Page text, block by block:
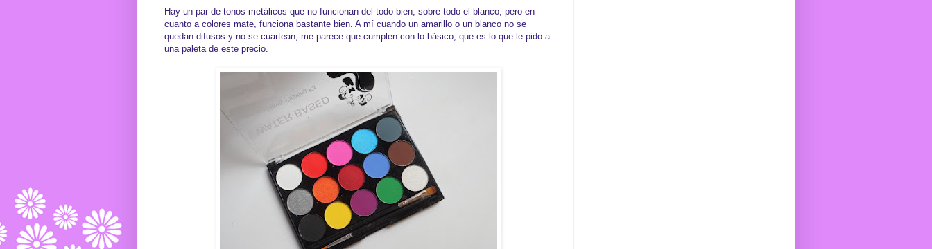
Hay un par de tonos metálicos que no funcionan del todo bien, sobre todo el blanco, pero en
cuanto a colores mate, funciona bastante bien. A mí cuando un amarillo o un blanco no se
quedan difusos y no se cuartean, me parece que cumplen con lo básico, que es lo que le pido a
una paleta de este precio.